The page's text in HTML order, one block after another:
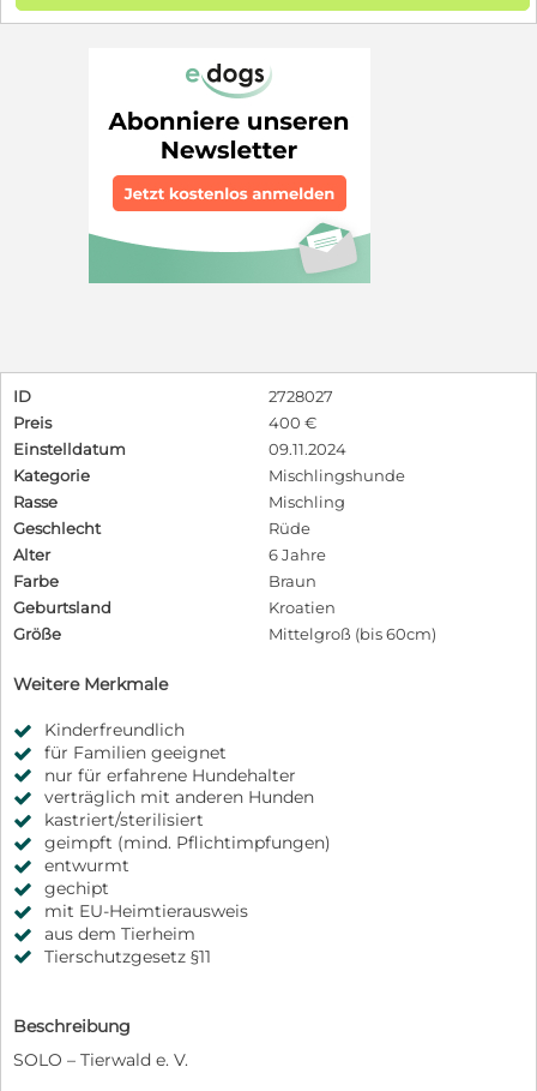
ID
2728027
Preis
400 €
Einstelldatum
09.11.2024
Kategorie
Mischlingshunde
Rasse
Mischling
Geschlecht
Rüde
Alter
6 Jahre
Farbe
Braun
Geburtsland
Kroatien
Größe
Mittelgroß (bis 60cm)
Weitere Merkmale
Kinderfreundlich
für Familien geeignet
nur für erfahrene Hundehalter
verträglich mit anderen Hunden
kastriert/sterilisiert
geimpft (mind. Pflichtimpfungen)
entwurmt
gechipt
mit EU-Heimtierausweis
aus dem Tierheim
Tierschutzgesetz §11
Beschreibung
SOLO – Tierwald e. V.